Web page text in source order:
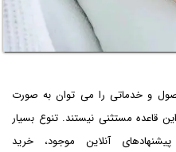
و خدماتی را می توان به صورت
قاعده مستثنی نیستند. تنوع بسیار
آنلاین موجود، خرید